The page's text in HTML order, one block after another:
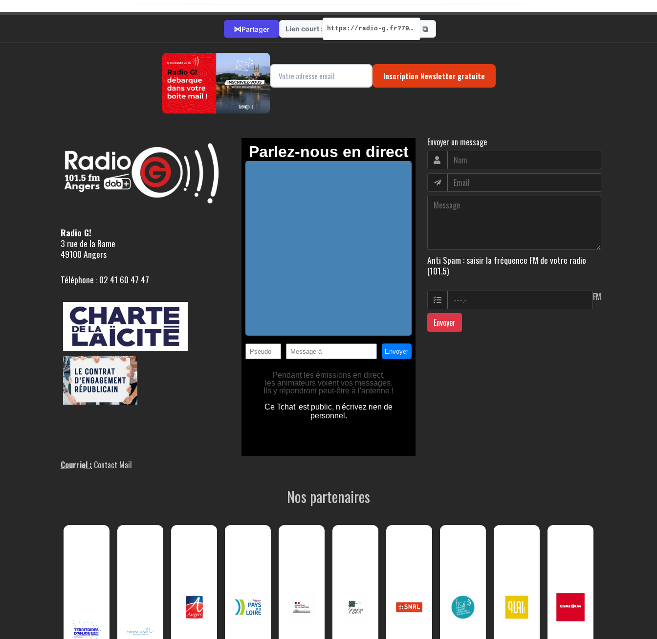
⋈Partager Lien court : https://radio-g.fr?7917 ⧉
Inscription Newsletter gratuite
Radio G!
3 rue de la Rame
49100 Angers
Téléphone : 02 41 60 47 47
Courriel : Contact Mail
Envoyer un message
Anti Spam : saisir la fréquence FM de votre radio
(101.5)
FM
Envoyer
Nos partenaires